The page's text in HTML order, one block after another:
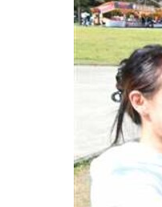
パワースポット
まつり・イベント
アウトドア・レジャー
ご当地グルメ